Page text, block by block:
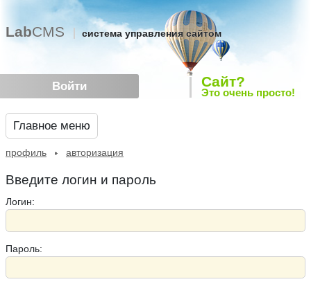
Войти
LabCMS система управления сайтом
Сайт?
Это очень просто!
Главное меню
профиль авторизация
Введите логин и пароль
Логин:
Пароль: